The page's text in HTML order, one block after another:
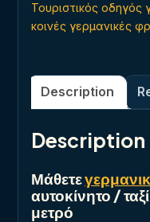
Τουριστικός οδηγός
κοινές γερμανικές
Description
Description
Μάθετε
αυτοκίνητο /
μετρό